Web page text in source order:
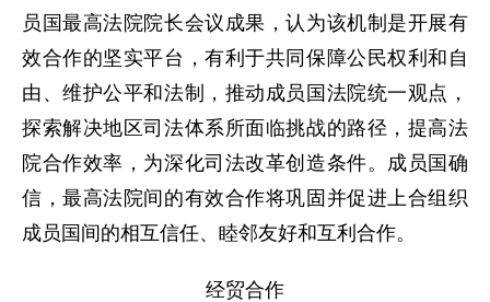
员国最高法院院长会议成果，认为该机制是开展有
效合作的坚实平台，有利于共同保障公民权利和自
由、维护公平和法制，推动成员国法院统一观点，
探索解决地区司法体系所面临挑战的路径，提高法
院合作效率，为深化司法改革创造条件。成员国确
信，最高法院间的有效合作将巩固并促进上合组织
成员国间的相互信任、睦邻友好和互利合作。
经贸合作